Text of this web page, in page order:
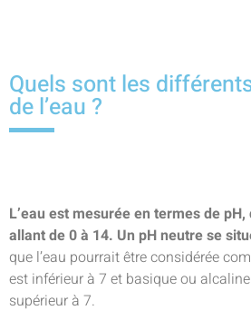
Quels sont les
de l’eau ?
L’eau est mesurée en termes de
allant de 0 à 14. Un pH neutre se
que l’eau pourrait être considérée
est inférieur à 7 et basique ou
supérieur à 7.